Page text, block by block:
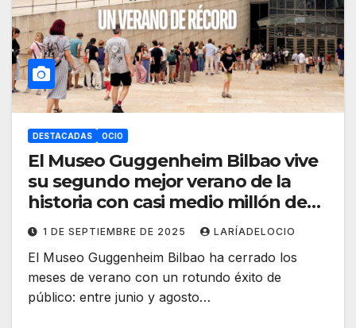
DESTACADAS OCIO
El Museo Guggenheim Bilbao vive
su segundo mejor verano de la
historia con casi medio millón de
visitantes
1 DE SEPTIEMBRE DE 2025 LARÍADELOCIO
El Museo Guggenheim Bilbao ha cerrado los
meses de verano con un rotundo éxito de
público: entre junio y agosto…